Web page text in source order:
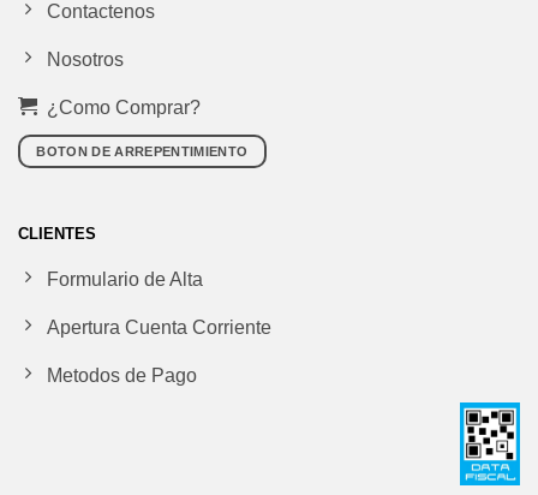
Contactenos
Nosotros
¿Como Comprar?
BOTON DE ARREPENTIMIENTO
CLIENTES
Formulario de Alta
Apertura Cuenta Corriente
Metodos de Pago